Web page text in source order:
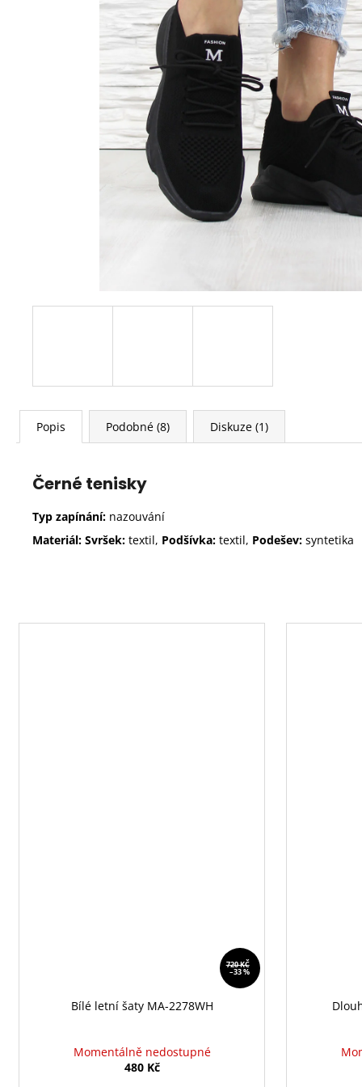
Popis Podobné (8) Diskuze (1)
Černé tenisky
Typ zapínání: nazouvání
Materiál: Svršek: textil, Podšívka: textil, Podešev: syntetika
720 KČ
–33 %
Bílé letní šaty MA-2278WH
Momentálně nedostupné
480 Kč
390 Kč
Původně:490 Kč